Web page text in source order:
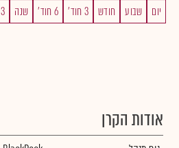
יום שבוע חודש 3 חוד' 6 חוד' שנה 3 שנים
אודות הקרן